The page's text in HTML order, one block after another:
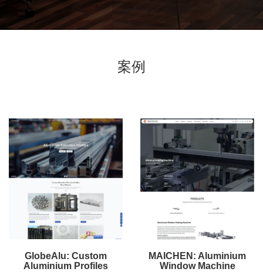
案例
GlobeAlu: Custom
Aluminium Profiles
MAICHEN: Aluminium
Window Machine